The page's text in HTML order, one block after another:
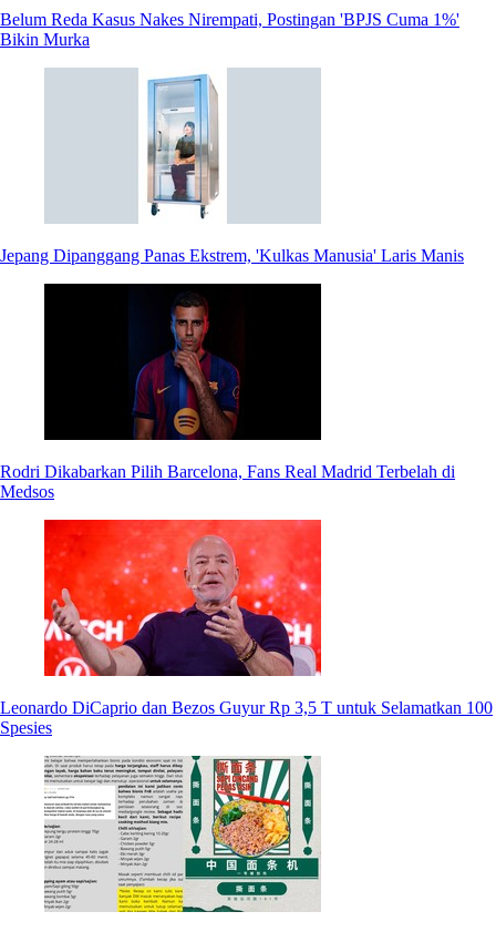
Belum Reda Kasus Nakes Nirempati, Postingan 'BPJS Cuma 1%'
Bikin Murka
Jepang Dipanggang Panas Ekstrem, 'Kulkas Manusia' Laris Manis
Rodri Dikabarkan Pilih Barcelona, Fans Real Madrid Terbelah di
Medsos
Leonardo DiCaprio dan Bezos Guyur Rp 3,5 T untuk Selamatkan 100
Spesies